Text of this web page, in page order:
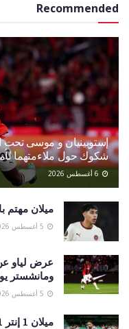
Recommended
إستوبينيان و موسى تحت
شكوك حول ملاءمتهما
ميلان مهتم
عرض لياو
ومانشستر
ميلان 1 إنتر 1 | أموريم: “كانت مواجهة مفيدة و لكن…”